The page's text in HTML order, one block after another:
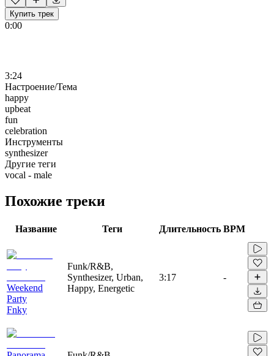
Купить трек
0:00
3:24
Настроение/Тема
happy
upbeat
fun
celebration
Инструменты
synthesizer
Другие теги
vocal - male
Похожие треки
Название Теги Длительность BPM
Weekend
Party
Fnky
Funk/R&B,
Synthesizer, Urban,
Happy, Energetic
3:17 -